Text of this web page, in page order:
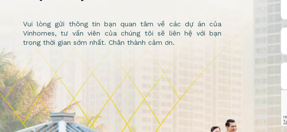
Vui lòng gửi thông tin bạn quan tâm về các dự án của
Vinhomes, tư vấn viên của chúng tôi sẽ liên hệ với bạn
trong thời gian sớm nhất. Chân thành cảm ơn.